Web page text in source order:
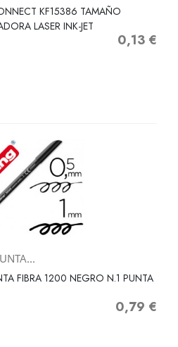
KF15386 TAMAÑO
LASER INK-JET
Precio
0,13 €
FIBRA 1200 NEGRO N.1 PUNTA
Precio
0,79 €